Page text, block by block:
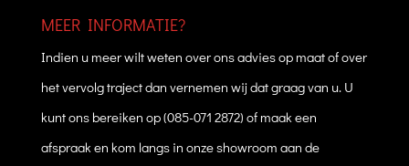
MEER INFORMATIE?
Indien u meer wilt weten over ons advies op maat of over
het vervolg traject dan vernemen wij dat graag van u. U
kunt ons bereiken op (085-071 2872) of maak een
afspraak en kom langs in onze showroom aan de